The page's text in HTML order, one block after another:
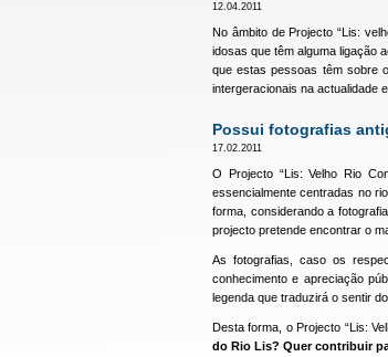
12.04.2011
No âmbito de Projecto “Lis:
idosas que têm alguma ligação
que estas pessoas têm sobre
intergeracionais na actualidade
Possui fotografias
17.02.2011
O Projecto “Lis: Velho Rio
essencialmente centradas no
forma, considerando a
projecto pretende encontrar o
As fotografias, caso os
conhecimento e apreciação
legenda que traduzirá o sentir
Desta forma, o Projecto “Lis:
do Rio Lis? Quer contribuir